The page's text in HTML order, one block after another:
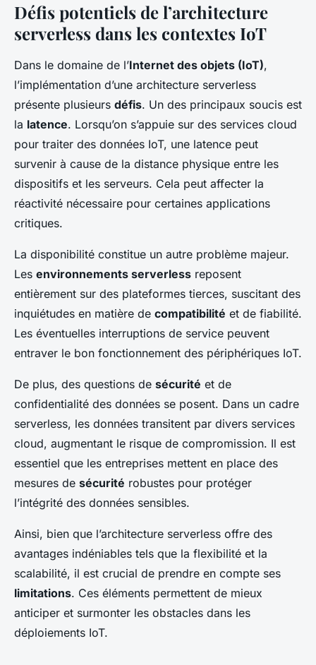
Défis potentiels de l’architecture
serverless dans les contextes IoT
Dans le domaine de l’Internet des objets (IoT),
l’implémentation d’une architecture serverless
présente plusieurs défis. Un des principaux soucis est
la latence. Lorsqu’on s’appuie sur des services cloud
pour traiter des données IoT, une latence peut
survenir à cause de la distance physique entre les
dispositifs et les serveurs. Cela peut affecter la
réactivité nécessaire pour certaines applications
critiques.
La disponibilité constitue un autre problème majeur.
Les environnements serverless reposent
entièrement sur des plateformes tierces, suscitant des
inquiétudes en matière de compatibilité et de fiabilité.
Les éventuelles interruptions de service peuvent
entraver le bon fonctionnement des périphériques IoT.
De plus, des questions de sécurité et de
confidentialité des données se posent. Dans un cadre
serverless, les données transitent par divers services
cloud, augmentant le risque de compromission. Il est
essentiel que les entreprises mettent en place des
mesures de sécurité robustes pour protéger
l’intégrité des données sensibles.
Ainsi, bien que l’architecture serverless offre des
avantages indéniables tels que la flexibilité et la
scalabilité, il est crucial de prendre en compte ses
limitations. Ces éléments permettent de mieux
anticiper et surmonter les obstacles dans les
déploiements IoT.